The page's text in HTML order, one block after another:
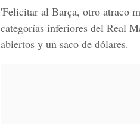
'Felicitar al Barça, otro atraco
categorías inferiores del Real
abiertos y un saco de dólares.